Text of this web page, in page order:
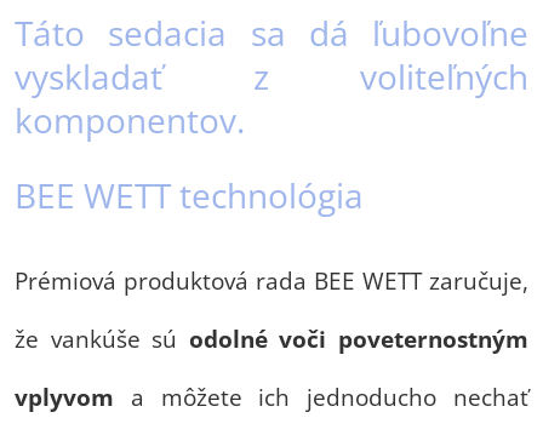
Táto sedacia sa dá ľubovoľne
vyskladať z voliteľných
komponentov.
BEE WETT technológia
Prémiová produktová rada BEE WETT zaručuje,
že vankúše sú odolné voči poveternostným
vplyvom a môžete ich jednoducho nechať